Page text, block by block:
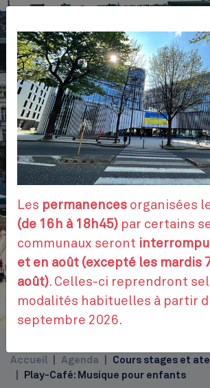
Aller
contenu
principal
Place Jourdan
VOS DÉMARCHES
RENDEZ-VOUS
CONTACTEZ-NOUS
Accueil Agenda Cours stages et
Play-Café: Musique pour enfants
Les permanences organisées
(de 16h à 18h45) par certains
communaux seront
et en août (excepté les mardis
août). Celles-ci reprendront
modalités habituelles à partir
septembre 2026.